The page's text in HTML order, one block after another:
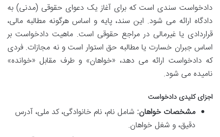
دادخواست سندی است که برای آغاز یک دعوای حقوقی (مدنی) به
دادگاه ارائه می شود. این سند، پایه و اساس هرگونه مطالبه مالی،
قراردادی یا غیرمالی در مراجع حقوقی است. ماهیت دادخواست بر
اساس جبران خسارت یا مطالبه حق استوار است و نه مجازات. فردی
که دادخواست ارائه می دهد، «خواهان» و طرف مقابل «خوانده»
نامیده می شود.
اجزای کلیدی دادخواست
مشخصات خواهان: شامل نام، نام خانوادگی، کد ملی، آدرس
دقیق، و شغل خواهان.